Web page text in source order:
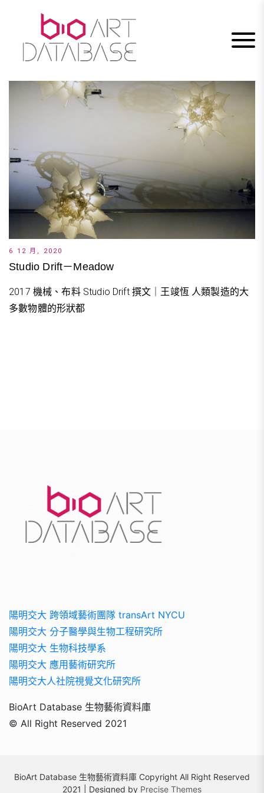
6 12 月, 2020
Studio Drift－Meadow
2017 機械、布料 Studio Drift 撰文｜王竣恆 人類製造的大
多數物體的形狀都
陽明交大 跨領域藝術團隊 transArt NYCU
陽明交大 分子醫學與生物工程研究所
陽明交大 生物科技學系
陽明交大 應用藝術研究所
陽明交大人社院視覺文化研究所
BioArt Database 生物藝術資料庫
© All Right Reserved 2021
BioArt Database 生物藝術資料庫 Copyright All Right Reserved
2021 | Designed by Precise Themes